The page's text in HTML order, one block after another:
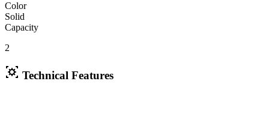
Color
Solid
Capacity
2
Technical Features